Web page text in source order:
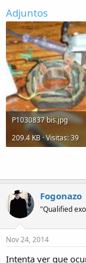
Adjuntos
P1030837 bis.jpg
209.4 KB · Visitas: 39
Fogonazo
"Qualified
Nov 24, 2014
Intenta ver que